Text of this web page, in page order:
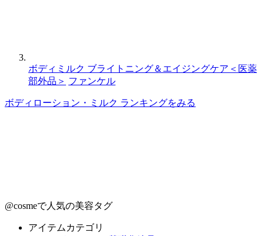
ボディミルク ブライトニング＆エイジングケア＜医薬
部外品＞ ファンケル
ボディローション・ミルク ランキングをみる
@cosmeで人気の美容タグ
アイテムカテゴリ